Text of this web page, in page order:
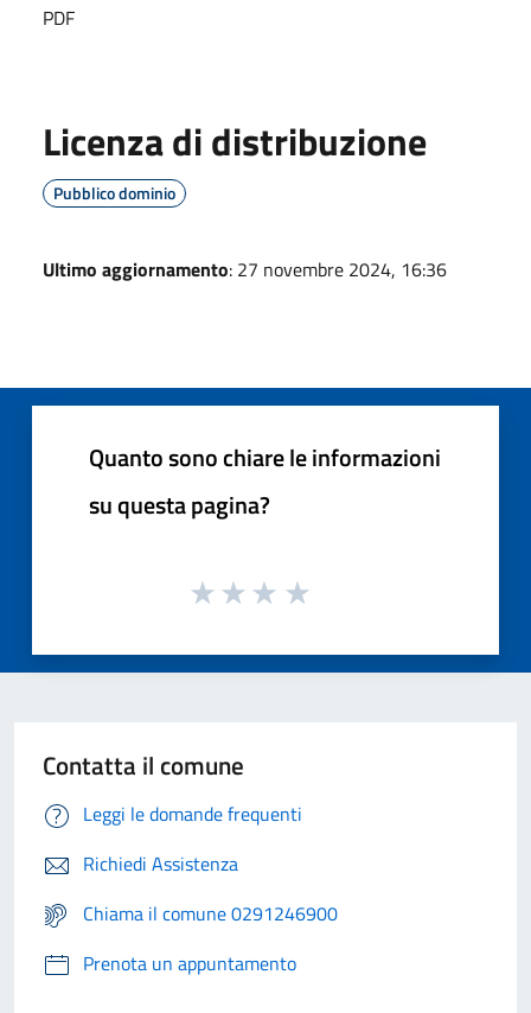
PDF
Licenza di distribuzione
Pubblico dominio
Ultimo aggiornamento: 27 novembre 2024, 16:36
Quanto sono chiare le informazioni
su questa pagina?
Contatta il comune
Leggi le domande frequenti
Richiedi Assistenza
Chiama il comune 0291246900
Prenota un appuntamento